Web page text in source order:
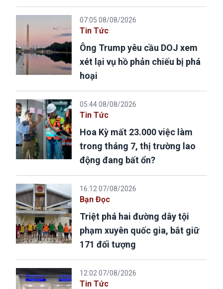
07:05 08/08/2026
Tin Tức
Ông Trump yêu cầu DOJ xem
xét lại vụ hồ phản chiếu bị phá
hoại
05:44 08/08/2026
Tin Tức
Hoa Kỳ mất 23.000 việc làm
trong tháng 7, thị trường lao
động đang bất ổn?
16:12 07/08/2026
Bạn Đọc
Triệt phá hai đường dây tội
phạm xuyên quốc gia, bắt giữ
171 đối tượng
12:02 07/08/2026
Tin Tức